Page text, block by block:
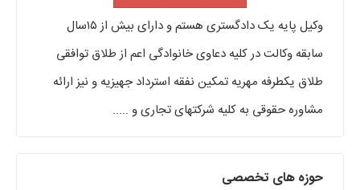
وکیل پایه یک دادگستری هستم و دارای بیش از ۱۵سال
سابقه وکالت در کلیه دعاوی خانوادگی اعم از طلاق توافقی
طلاق یکطرفه مهریه تمکین نفقه استرداد جهیزیه و نیز ارائه
مشاوره حقوقی به کلیه شرکتهای تجاری و .....
حوزه های تخصصی